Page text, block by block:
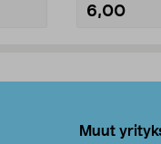
6,00
Muut